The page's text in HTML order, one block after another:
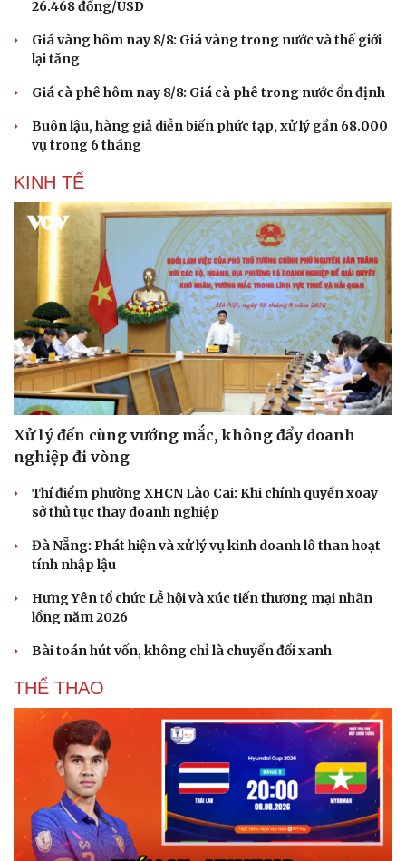
Du lịch
Tư vấn
Săn Tour
check-in
Podcast
Cửa sổ tình yêu
Kể chuyện cho bé
Hạt giống tâm hồn
26.468 đồng/USD
Giá vàng hôm nay 8/8: Giá vàng trong nước và thế giới
lại tăng
Giá cà phê hôm nay 8/8: Giá cà phê trong nước ổn định
Buôn lậu, hàng giả diễn biến phức tạp, xử lý gần 68.000
vụ trong 6 tháng
KINH TẾ
Xử lý đến cùng vướng mắc, không đẩy doanh
nghiệp đi vòng
Thí điểm phường XHCN Lào Cai: Khi chính quyền xoay
sở thủ tục thay doanh nghiệp
Đà Nẵng: Phát hiện và xử lý vụ kinh doanh lô than hoạt
tính nhập lậu
Hưng Yên tổ chức Lễ hội và xúc tiến thương mại nhãn
lồng năm 2026
Bài toán hút vốn, không chỉ là chuyển đổi xanh
THỂ THAO